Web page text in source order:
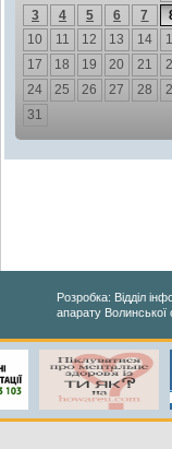
3
4 5 6 7
10
11 12 13 14
17
18 19 20 21
24
25 26 27 28
31
Розробка: Відділ
апарату Волинської